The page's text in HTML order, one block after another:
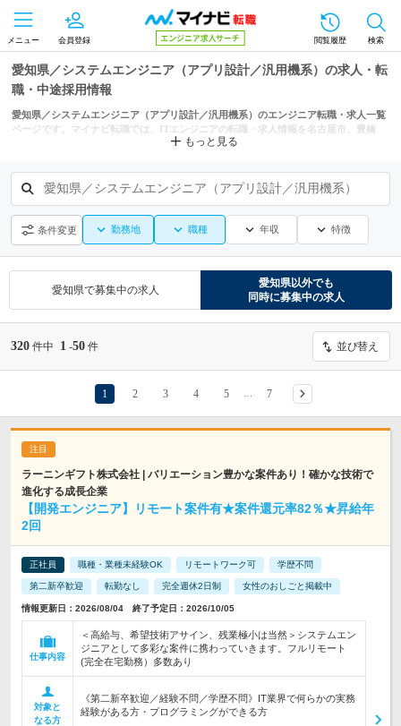
メニュー 会員登録 閲覧履歴 検索
愛知県／システムエンジニア（アプリ設計／汎用機系）の求人・転
職・中途採用情報
愛知県／システムエンジニア（アプリ設計／汎用機系）のエンジニア転職・求人一覧
ページです。マイナビ転職では、ITエンジニアの転職・求人情報を名古屋市、豊橋
市、岡崎市などの条件からも探せます。もっと見る
愛知県／システムエンジニア（アプリ設計／汎用機系）
条件変更 勤務地 職種 年収 特徴
愛知県で募集中の求人
愛知県以外でも
同時に募集中の求人
320 件中 1 -50 件 並び替え
1 2 3 4 5 7
ラーニンギフト株式会社 | バリエーション豊かな案件あり！確かな技術で
進化する成長企業
【開発エンジニア】リモート案件有★案件還元率82％★昇給年
2回
正社員 職種・業種未経験OK リモートワーク可 学歴不問
第二新卒歓迎 転勤なし 完全週休2日制 女性のおしごと掲載中
情報更新日：2026/08/04 終了予定日：2026/10/05
仕事内容
＜高給与、希望技術アサイン、残業極小は当然＞システムエン
ジニアとして多彩な案件に携わっていきます。フルリモート
(完全在宅勤務）多数あり
対象と
なる方
《第二新卒歓迎／経験不問／学歴不問》IT業界で何らかの実務
経験がある方・プログラミングができる方